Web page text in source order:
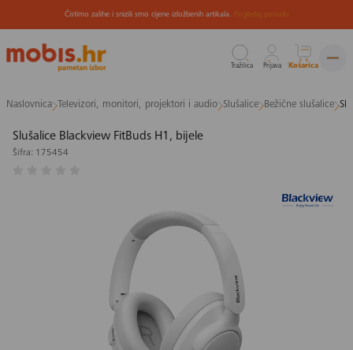
na
sadržaj
Čistimo zalihe i snizili smo cijene izložbenih artikala. Pogledaj ponudu
Tražilica Prijava Košarica
Naslovnica Televizori, monitori, projektori i audio Slušalice Bežične slušalice
Slušalice Blackview FitBuds H1, bijele
Šifra: 175454